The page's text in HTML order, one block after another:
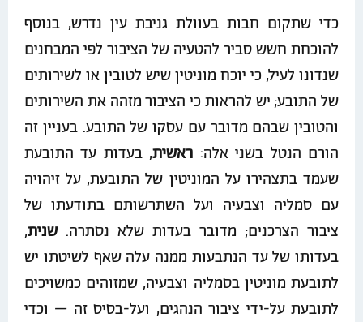
כדי שתקום חבות בעוולת גניבת עין נדרש, בנוסף
להוכחת חשש סביר להטעיה של הציבור לפי המבחנים
שנדונו לעיל, כי יוכח מוניטין שיש לטובין או לשירותים
של התובע; יש להראות כי הציבור מזהה את השירותים
והטובין שבהם מדובר עם עסקו של התובע. בעניין זה
הורם הנטל בשני אלה: ראשית, בעדות עד התובעת
שעמד בתצהירו על המוניטין של התובעת, על זיהויה
עם סמליה וצבעיה ועל השתרשותם בתודעתו של
ציבור הצרכנים; מדובר בעדות שלא נסתרה. שנית,
בעדותו של עד הנתבעות ממנה עלה שאף לשיטתו יש
לתובעת מוניטין בסמליה וצבעיה, שמזוהים כמשויכים
לתובעת על-ידי ציבור הנהגים, ועל-בסיס זה – וכדי